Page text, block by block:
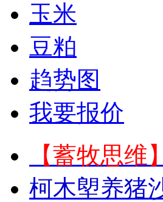
玉米
豆粕
趋势图
我要报价
【蓄牧思
柯木塱养猪